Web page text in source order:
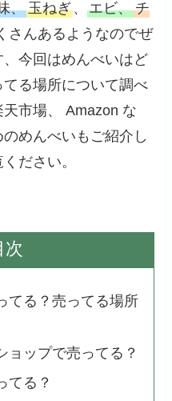
、 玉ねぎ、エビ、 チ
さんあるようなのでぜ
今回はめんべいはど
る場所について調べ
市場、 Amazon な
めんべいもご紹介し
ださい。
次
てる？売ってる場所
ョップで売ってる？
てる？